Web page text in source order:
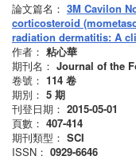
論文篇名： 3M Cavilon
corticosteroid
radiation dermatitis: A
作者： 粘心華
期刊名： Journal of the
卷號： 114 卷
期別： 5 期
刊登日期： 2015-05-01
頁數： 407-414
期刊類型： SCI
ISSN： 0929-6646